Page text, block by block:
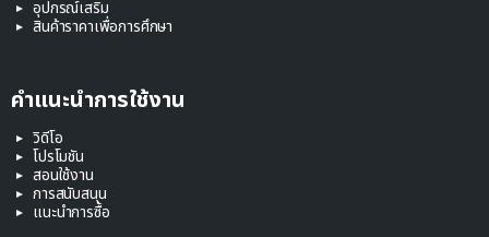
อุปกรณ์เสริม
สินค้าราคาเพื่อการศึกษา
คำแนะนำการใช้งาน
วิดีโอ
โปรโมชัน
สอนใช้งาน
การสนับสนุน
แนะนำการซื้อ